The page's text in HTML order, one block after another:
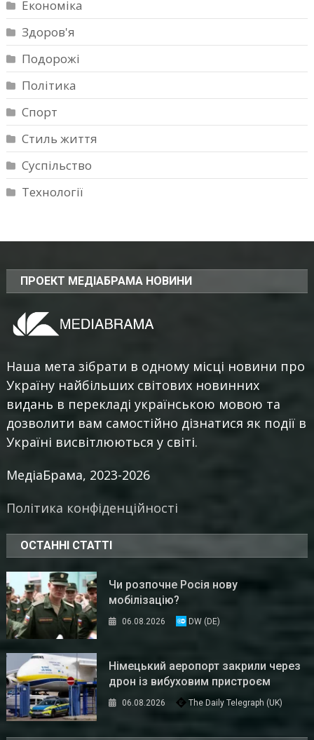
Економіка
Здоров'я
Подорожі
Політика
Спорт
Стиль життя
Суспільство
Технології
ПРОЕКТ МЕДІАБРАМА НОВИНИ
Наша мета зібрати в одному місці новини про
Україну найбільших світових новинних
видань в перекладі українською мовою та
дозволити вам самостійно дізнатися як події в
Україні висвітлюються у світі.
МедіаБрама, 2023-2026
Політика конфіденційності
ОСТАННІ СТАТТІ
Чи розпочне Росія нову
мобілізацію?
06.08.2026 DW (DE)
Німецький аеропорт закрили через
дрон із вибуховим пристроєм
06.08.2026 The Daily Telegraph (UK)